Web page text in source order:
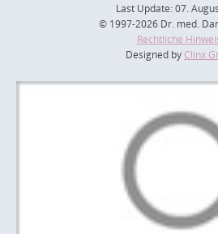
Last Update: 07.
© 1997-2026 Dr. med.
Rechtliche
Designed by Clinx